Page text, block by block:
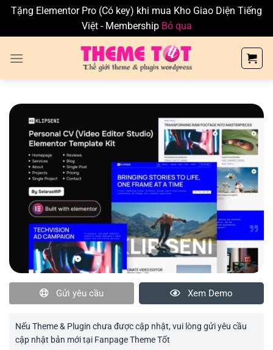
Tặng Elementor Pro (Có key) khi mua Kho Giao Diện Tiếng
Việt - Membership Bỏ qua
Gửi yêu cầu Xem Demo
Nếu Theme & Plugin chưa được cập nhật, vui lòng gửi yêu cầu
cập nhật bản mới tại Fanpage Theme Tốt